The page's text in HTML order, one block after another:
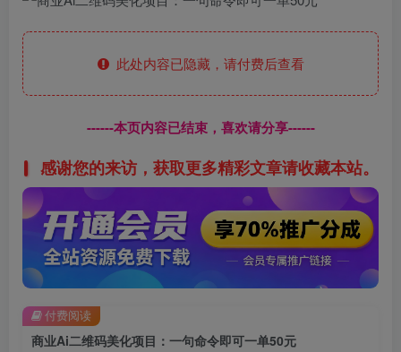
此处内容已隐藏，请付费后查看
------本页内容已结束，喜欢请分享------
感谢您的来访，获取更多精彩文章请收藏本站。
商业Ai二维码美化项目：一句命令即可一单50元
付费阅读